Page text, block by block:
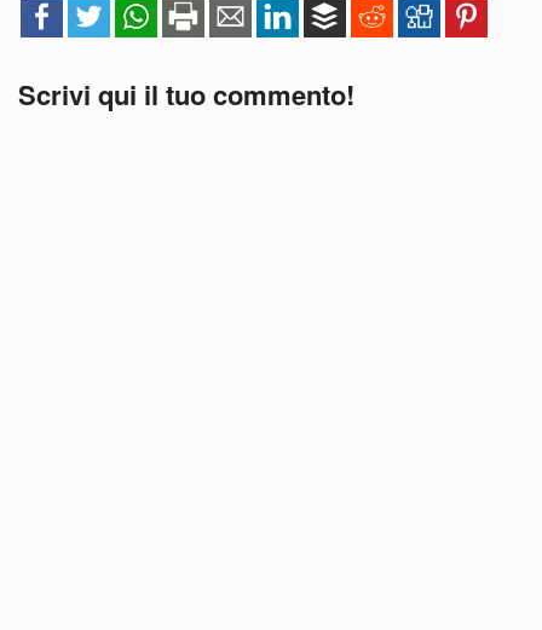
Scrivi qui il tuo commento!